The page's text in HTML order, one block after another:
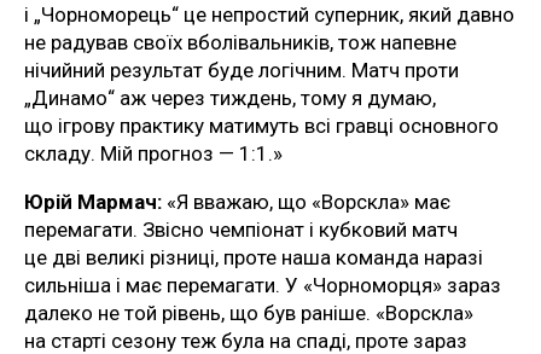
і „Чорноморець“ це непростий суперник, який давно
не радував своїх вболівальників, тож напевне
нічийний результат буде логічним. Матч проти
„Динамо“ аж через тиждень, тому я думаю,
що ігрову практику матимуть всі гравці основного
складу. Мій прогноз — 1:1.»
Юрій Мармач: «Я вважаю, що «Ворскла» має
перемагати. Звісно чемпіонат і кубковий матч
це дві великі різниці, проте наша команда наразі
сильніша і має перемагати. У «Чорноморця» зараз
далеко не той рівень, що був раніше. «Ворскла»
на старті сезону теж була на спаді, проте зараз